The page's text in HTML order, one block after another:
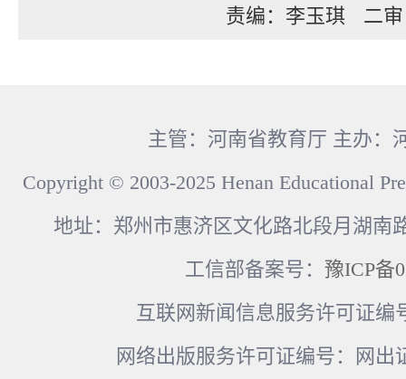
责编：李玉琪 二
主管：河南省教育厅 主办：
Copyright © 2003-2025 Henan Educational
地址：郑州市惠济区文化路北段月湖南
工信部备案号： 豫ICP备
互联网新闻信息服务许可证编
网络出版服务许可证编号：网出